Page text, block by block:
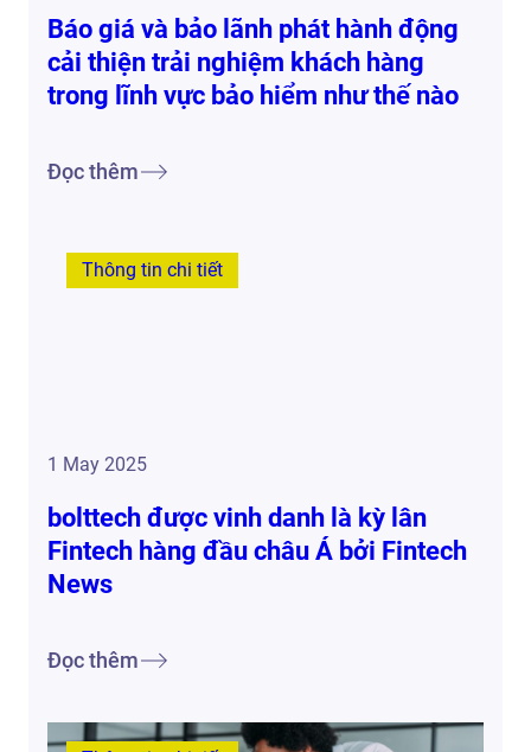
Báo giá và bảo lãnh phát hành động
cải thiện trải nghiệm khách hàng
trong lĩnh vực bảo hiểm như thế nào
Đọc thêm
Thông tin chi tiết
1 May 2025
bolttech được vinh danh là kỳ lân
Fintech hàng đầu châu Á bởi Fintech
News
Đọc thêm